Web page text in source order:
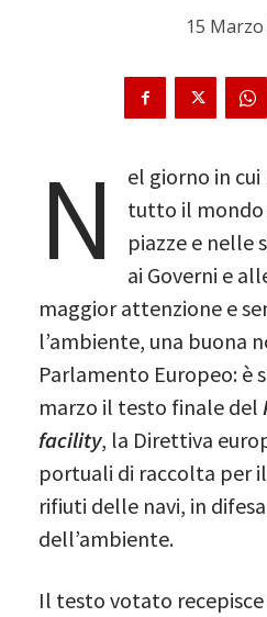
15 Marzo
N
el giorno in
tutto il mondo
piazze e nelle
ai Governi e
maggior attenzione e
l’ambiente, una buona
Parlamento Europeo: è
marzo il testo finale del
facility, la Direttiva
portuali di raccolta per
rifiuti delle navi, in
dell’ambiente.
Il testo votato recepisce